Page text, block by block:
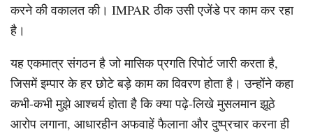
करने की वकालत की। IMPAR ठीक उसी एजेंडे पर काम कर रहा
है।
यह एकमात्र संगठन है जो मासिक प्रगति रिपोर्ट जारी करता है,
जिसमें इम्पार के हर छोटे बड़े काम का विवरण होता है। उन्होंने कहा
कभी-कभी मुझे आश्चर्य होता है कि क्या पढ़े-लिखे मुसलमान झूठे
आरोप लगाना, आधारहीन अफवाहें फैलाना और दुष्प्रचार करना ही